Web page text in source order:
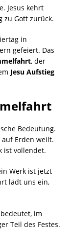
Jesus kehrt
zu Gott zurück.
in
gefeiert. Das
, der
Jesu Aufstieg
Bedeutung.
auf Erden weilt.
ist vollendet.
Werk ist jetzt
lädt uns ein,
im
Teil des Festes.